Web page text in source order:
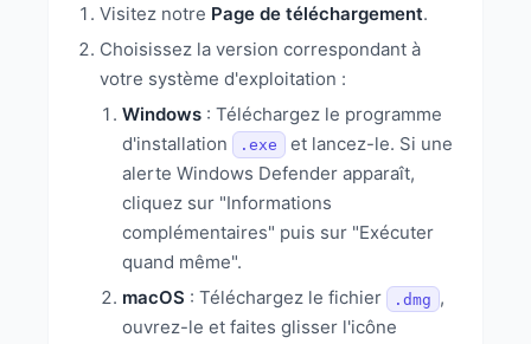
Visitez notre Page de téléchargement.
Choisissez la version correspondant à
votre système d'exploitation :
Windows: Téléchargez le programme
d'installation
.exe et lancez-le. Si une
alerte Windows Defender apparaît,
cliquez sur "Informations
complémentaires" puis sur "Exécuter
quand même".
macOS : Téléchargez le fichier .dmg ,
ouvrez-le et faites glisser l'icône